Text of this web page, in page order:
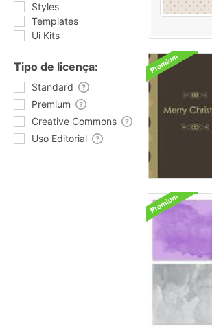
Styles
Templates
Ui Kits
Tipo de licença:
Standard
Premium
Creative Commons
Uso Editorial